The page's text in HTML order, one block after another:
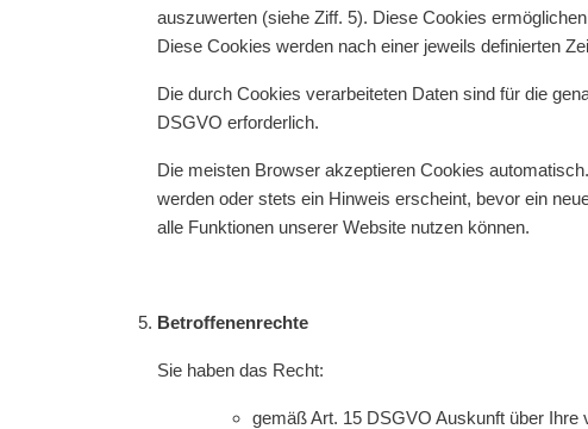
auszuwerten (siehe Ziff. 5). Diese Cookies
Diese Cookies werden nach einer jeweils definierten
Die durch Cookies verarbeiteten Daten sind für die
DSGVO erforderlich.
Die meisten Browser akzeptieren Cookies
werden oder stets ein Hinweis erscheint, bevor ein
alle Funktionen unserer Website nutzen können.
Betroffenenrechte
Sie haben das Recht:
gemäß Art. 15 DSGVO Auskunft über Ihre